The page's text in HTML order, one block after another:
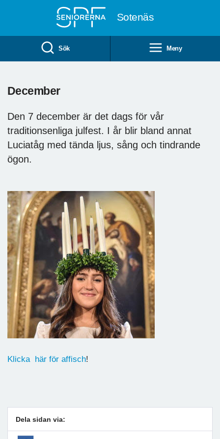
Sotenäs
Sök Meny
December
Den 7 december är det dags för vår
traditionsenliga julfest. I år blir bland annat
Luciatåg med tända ljus, sång och tindrande
ögon.
Klicka här för affisch!
Dela sidan via: